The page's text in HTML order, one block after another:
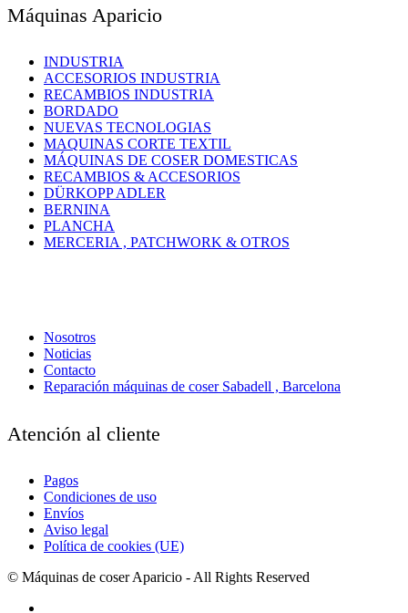
Máquinas Aparicio
INDUSTRIA
ACCESORIOS INDUSTRIA
RECAMBIOS INDUSTRIA
BORDADO
NUEVAS TECNOLOGIAS
MAQUINAS CORTE TEXTIL
MÁQUINAS DE COSER DOMESTICAS
RECAMBIOS & ACCESORIOS
DÜRKOPP ADLER
BERNINA
PLANCHA
MERCERIA , PATCHWORK & OTROS
Nosotros
Noticias
Contacto
Reparación máquinas de coser Sabadell , Barcelona
Atención al cliente
Pagos
Condiciones de uso
Envíos
Aviso legal
Política de cookies (UE)
© Máquinas de coser Aparicio - All Rights Reserved